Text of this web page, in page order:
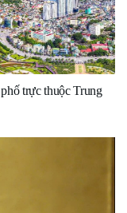
trực thuộc Trung